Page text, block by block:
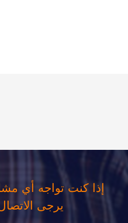
إذا كنت تواجه أي
يرجى